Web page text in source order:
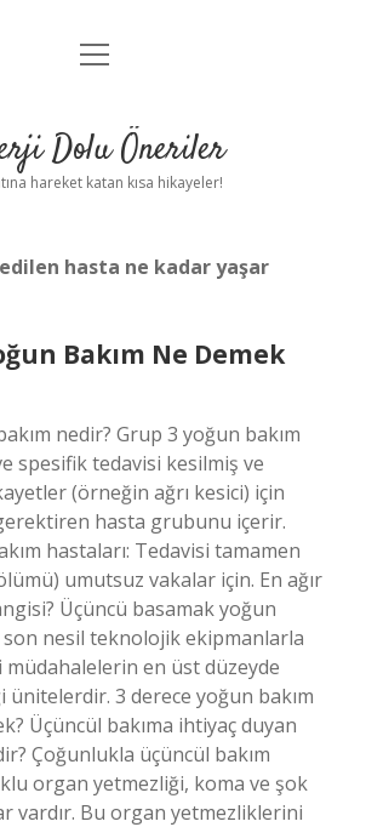
Anasayfa
Yasal Uyarı
menüyü
Dolu Öneriler
hareket katan kısa hikayeler!
hasta ne kadar yaşar
Bakım Ne Demek
nedir? Grup 3 yoğun bakım
spesifik tedavisi kesilmiş ve
(örneğin ağrı kesici) için
hasta grubunu içerir.
hastaları: Tedavisi tamamen
umutsuz vakalar için. En ağır
Üçüncü basamak yoğun
son nesil teknolojik ekipmanlarla
müdahalelerin en üst düzeyde
3 derece yoğun bakım
Üçüncül bakıma ihtiyaç duyan
Çoğunlukla üçüncül bakım
organ yetmezliği, koma ve şok
vardır. Bu organ yetmezliklerini